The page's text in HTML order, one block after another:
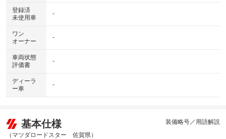
登録済
未使用車
-
ワン
オーナー
-
車両状態
評価書
-
ディーラ
ー車
-
基本仕様
（マツダロードスター 佐賀県）
装備略号／用語解説